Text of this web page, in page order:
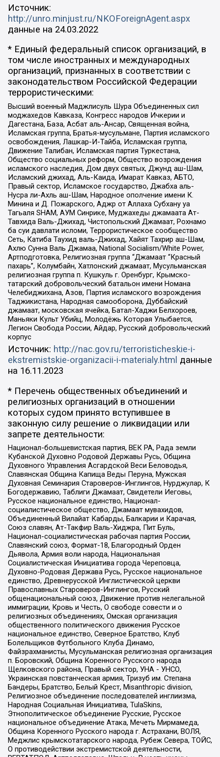
Источник:
http://unro.minjust.ru/NKOForeignAgent.aspx
данные на 24.03.2022
* Единый федеральный список организаций, в
том числе иностранных и международных
организаций, признанных в соответствии с
законодательством Российской Федерации
террористическими:
Высший военный Маджлисуль Шура Объединенных сил
моджахедов Кавказа, Конгресс народов Ичкерии и
Дагестана, База, Асбат аль-Ансар, Священная война,
Исламская группа, Братья-мусульмане, Партия исламского
освобождения, Лашкар-И-Тайба, Исламская группа,
Движение Талибан, Исламская партия Туркестана,
Общество социальных реформ, Общество возрождения
исламского наследия, Дом двух святых, Джунд аш-Шам,
Исламский джихад, Аль-Каида, Имарат Кавказ, АБТО,
Правый сектор, Исламское государство, Джабха аль-
Нусра ли-Ахль аш-Шам, Народное ополчение имени К.
Минина и Д. Пожарского, Аджр от Аллаха Субхану уа
Тагьаля SHAM, АУМ Синрике, Муджахеды джамаата Ат-
Тавхида Валь-Джихад, Чистопольский Джамаат, Рохнамо
ба суи давлати исломи, Террористическое сообщество
Сеть, Катиба Таухид валь-Джихад, Хайят Тахрир аш-Шам,
Ахлю Сунна Валь Джамаа, National Socialism/White Power,
Артподготовка, Религиозная группа “Джамаат “Красный
пахарь”, Колумбайн, Хатлонский джамаат, Мусульманская
религиозная группа п. Кушкуль г. Оренбург, Крымско-
татарский добровольческий батальон имени Номана
Челебиджихана, Азов, Партия исламского возрождения
Таджикистана, Народная самооборона, Дуббайский
джамаат, московская ячейка, Батал-Хаджи Белхороев,
Маньяки Культ Убийц, Молодёжь Которая Улыбается,
Легион Свобода России, Айдар, Русский добровольческий
корпус
Источник: http://nac.gov.ru/terroristicheskie-i-
ekstremistskie-organizacii-i-materialy.html данные
на 16.11.2023
* Перечень общественных объединений и
религиозных организаций в отношении
которых судом принято вступившее в
законную силу решение о ликвидации или
запрете деятельности:
Национал-большевистская партия, ВЕК РА, Рада земли
Кубанской Духовно Родовой Державы Русь, Община
Духовного Управления Асгардской Веси Беловодья,
Славянская Община Капища Веды Перуна, Мужская
Духовная Семинария Староверов-Инглингов, Нурджулар, К
Богодержавию, Таблиги Джамаат, Свидетели Иеговы,
Русское национальное единство, Национал-
социалистическое общество, Джамаат мувахидов,
Объединенный Вилайат Кабарды, Балкарии и Карачая,
Союз славян, Ат-Такфир Валь-Хиджра, Пит Буль,
Национал-социалистическая рабочая партия России,
Славянский союз, Формат-18, Благородный Орден
Дьявола, Армия воли народа, Национальная
Социалистическая Инициатива города Череповца,
Духовно-Родовая Держава Русь, Русское национальное
единство, Древнерусской Инглистической церкви
Православных Староверов-Инглингов, Русский
общенациональный союз, Движение против нелегальной
иммиграции, Кровь и Честь, О свободе совести и о
религиозных объединениях, Омская организация
общественного политического движения Русское
национальное единство, Северное Братство, Клуб
Болельщиков Футбольного Клуба Динамо,
Файзрахманисты, Мусульманская религиозная организация
п. Боровский, Община Коренного Русского народа
Щелковского района, Правый сектор, УНА - УНСО,
Украинская повстанческая армия, Тризуб им. Степана
Бандеры, Братство, Белый Крест, Misanthropic division,
Религиозное объединение последователей инглиизма,
Народная Социальная Инициатива, TulaSkins,
Этнополитическое объединение Русские, Русское
национальное объединение Атака, Мечеть Мирмамеда,
Община Коренного Русского народа г. Астрахани, ВОЛЯ,
Меджлис крымскотатарского народа, Рубеж Севера, ТОЙС,
О противодействии экстремистской деятельности,